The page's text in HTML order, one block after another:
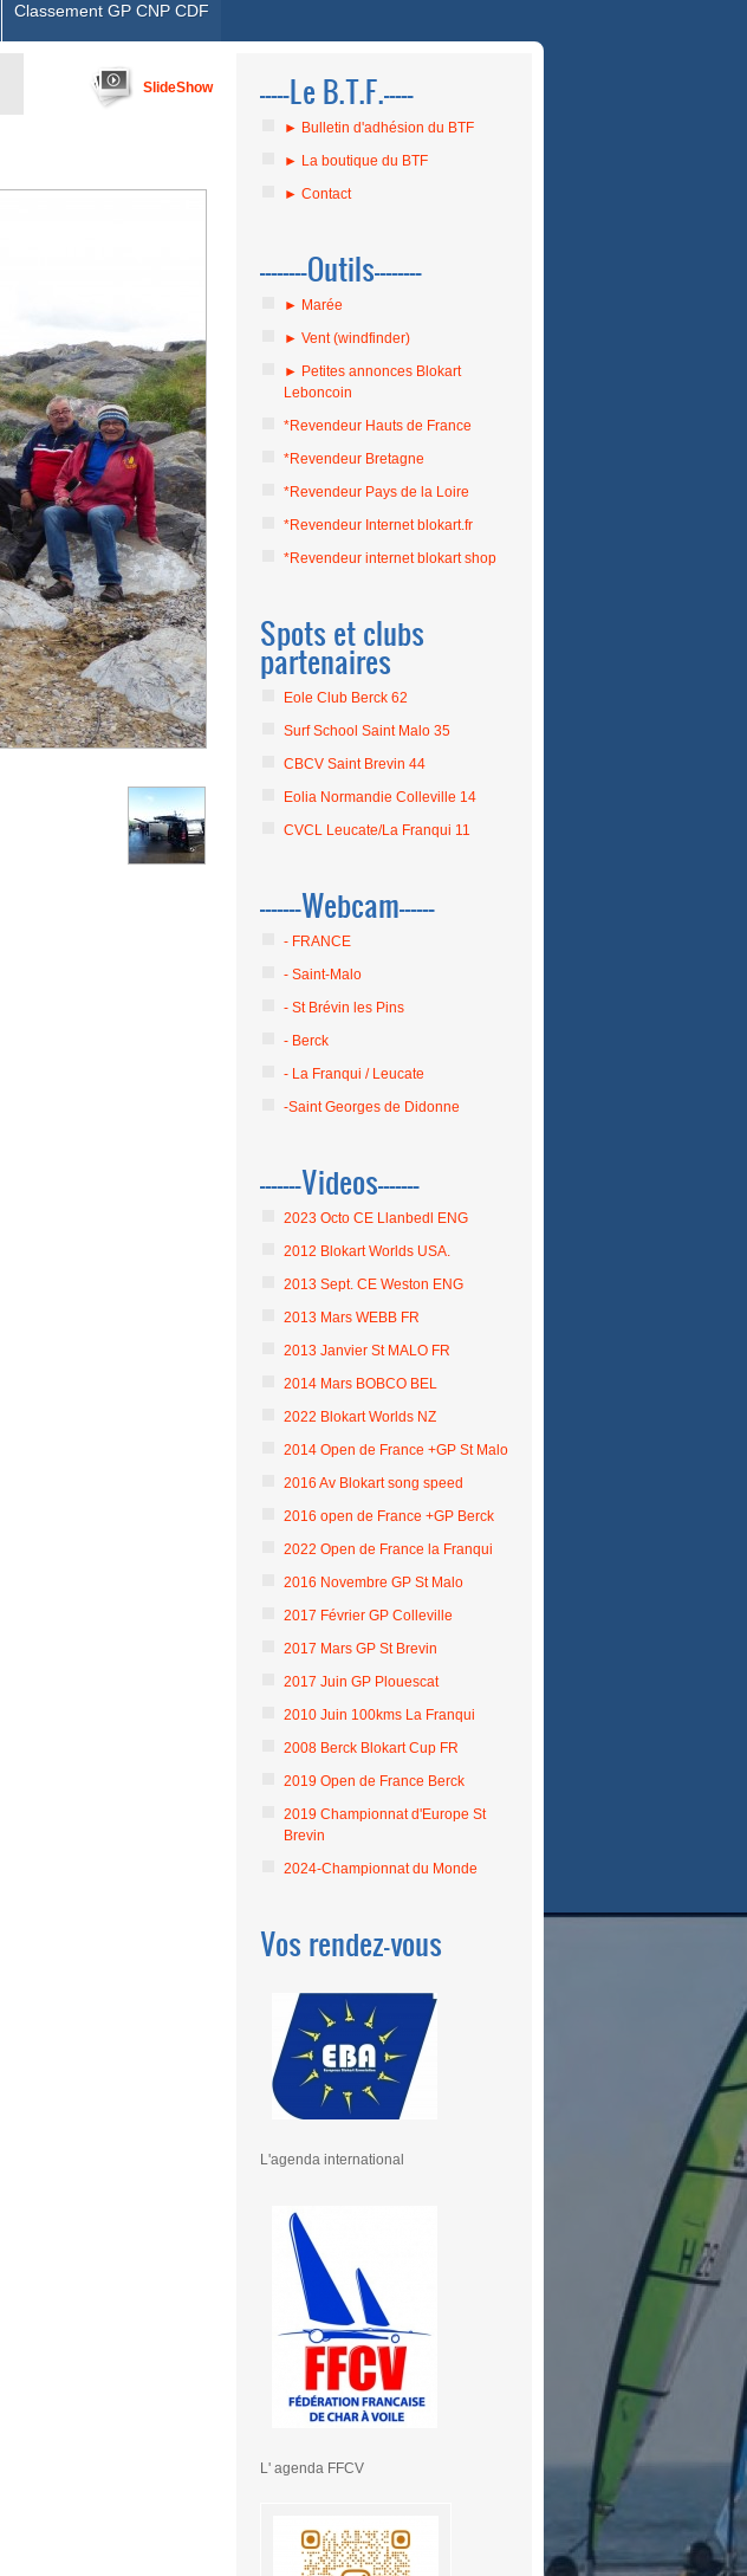
Classement GP CNP CDF
SlideShow -----Le B.T.F.-----
► Bulletin d'adhésion du BTF
► La boutique du BTF
► Contact
--------Outils--------
► Marée
► Vent (windfinder)
► Petites annonces Blokart
Leboncoin
*Revendeur Hauts de France
*Revendeur Bretagne
*Revendeur Pays de la Loire
*Revendeur Internet blokart.fr
*Revendeur internet blokart shop
Spots et clubs
partenaires
Eole Club Berck 62
Surf School Saint Malo 35
CBCV Saint Brevin 44
Eolia Normandie Colleville 14
CVCL Leucate/La Franqui 11
-------Webcam------
- FRANCE
- Saint-Malo
- St Brévin les Pins
- Berck
- La Franqui / Leucate
-Saint Georges de Didonne
-------Videos-------
2023 Octo CE Llanbedl ENG
2012 Blokart Worlds USA.
2013 Sept. CE Weston ENG
2013 Mars WEBB FR
2013 Janvier St MALO FR
2014 Mars BOBCO BEL
2022 Blokart Worlds NZ
2014 Open de France +GP St Malo
2016 Av Blokart song speed
2016 open de France +GP Berck
2022 Open de France la Franqui
2016 Novembre GP St Malo
2017 Février GP Colleville
2017 Mars GP St Brevin
2017 Juin GP Plouescat
2010 Juin 100kms La Franqui
2008 Berck Blokart Cup FR
2019 Open de France Berck
2019 Championnat d'Europe St
Brevin
2024-Championnat du Monde
Vos rendez-vous
L'agenda international
L' agenda FFCV